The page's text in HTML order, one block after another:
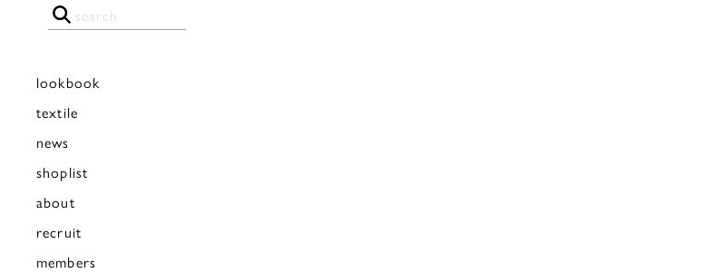
lookbook
textile
news
shoplist
about
recruit
members